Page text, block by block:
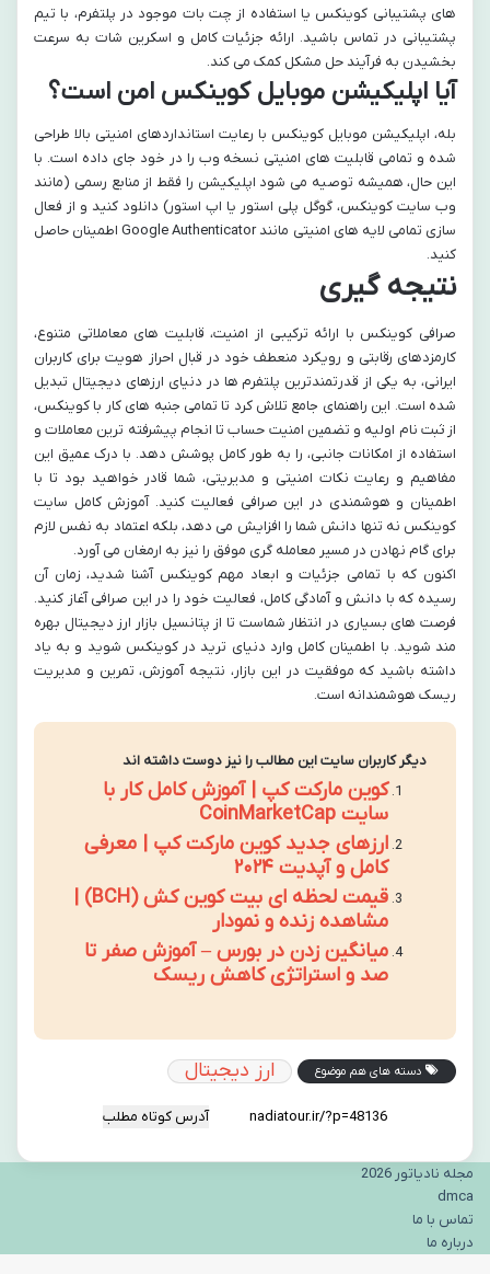
های پشتیبانی کوینکس یا استفاده از چت بات موجود در پلتفرم، با تیم
پشتیبانی در تماس باشید. ارائه جزئیات کامل و اسکرین شات به سرعت
بخشیدن به فرآیند حل مشکل کمک می کند.
آیا اپلیکیشن موبایل کوینکس امن است؟
بله، اپلیکیشن موبایل کوینکس با رعایت استانداردهای امنیتی بالا طراحی
شده و تمامی قابلیت های امنیتی نسخه وب را در خود جای داده است. با
این حال، همیشه توصیه می شود اپلیکیشن را فقط از منابع رسمی (مانند
وب سایت کوینکس، گوگل پلی استور یا اپ استور) دانلود کنید و از فعال
سازی تمامی لایه های امنیتی مانند Google Authenticator اطمینان حاصل
کنید.
نتیجه گیری
صرافی کوینکس با ارائه ترکیبی از امنیت، قابلیت های معاملاتی متنوع،
کارمزدهای رقابتی و رویکرد منعطف خود در قبال احراز هویت برای کاربران
ایرانی، به یکی از قدرتمندترین پلتفرم ها در دنیای ارزهای دیجیتال تبدیل
شده است. این راهنمای جامع تلاش کرد تا تمامی جنبه های کار با کوینکس،
از ثبت نام اولیه و تضمین امنیت حساب تا انجام پیشرفته ترین معاملات و
استفاده از امکانات جانبی، را به طور کامل پوشش دهد. با درک عمیق این
مفاهیم و رعایت نکات امنیتی و مدیریتی، شما قادر خواهید بود تا با
اطمینان و هوشمندی در این صرافی فعالیت کنید. آموزش کامل سایت
کوینکس نه تنها دانش شما را افزایش می دهد، بلکه اعتماد به نفس لازم
برای گام نهادن در مسیر معامله گری موفق را نیز به ارمغان می آورد.
اکنون که با تمامی جزئیات و ابعاد مهم کوینکس آشنا شدید، زمان آن
رسیده که با دانش و آمادگی کامل، فعالیت خود را در این صرافی آغاز کنید.
فرصت های بسیاری در انتظار شماست تا از پتانسیل بازار ارز دیجیتال بهره
مند شوید. با اطمینان کامل وارد دنیای ترید در کوینکس شوید و به یاد
داشته باشید که موفقیت در این بازار، نتیجه آموزش، تمرین و مدیریت
ریسک هوشمندانه است.
دیگر کاربران سایت این مطالب را نیز دوست داشته اند
کوین مارکت کپ | آموزش کامل کار با
سایت CoinMarketCap
ارزهای جدید کوین مارکت کپ | معرفی
کامل و آپدیت ۲۰۲۴
قیمت لحظه ای بیت کوین کش (BCH) |
مشاهده زنده و نمودار
میانگین زدن در بورس – آموزش صفر تا
صد و استراتژی کاهش ریسک
دسته های هم موضوع ارز دیجیتال
آدرس کوتاه مطلب
مجله نادیاتور 2026
dmca
تماس با ما
درباره ما